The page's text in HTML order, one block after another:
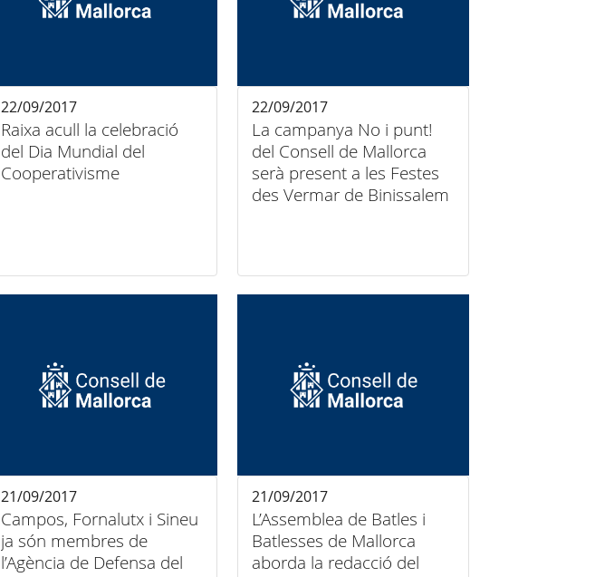
Raixa acull la celebració
del Dia Mundial del
Cooperativisme
22/09/2017
La campanya No i punt!
del Consell de Mallorca
serà present a les Festes
des Vermar de Binissalem
22/09/2017
Campos, Fornalutx i Sineu
ja són membres de
l’Agència de Defensa del
21/09/2017
L’Assemblea de Batles i
Batlesses de Mallorca
aborda la redacció del
21/09/2017